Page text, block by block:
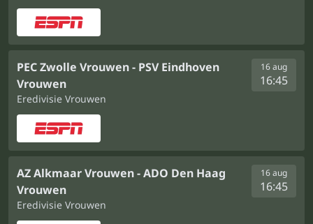
PEC Zwolle Vrouwen - PSV Eindhoven
Vrouwen
Eredivisie Vrouwen
16 aug
16:45
AZ Alkmaar Vrouwen - ADO Den Haag
Vrouwen
Eredivisie Vrouwen
16 aug
16:45